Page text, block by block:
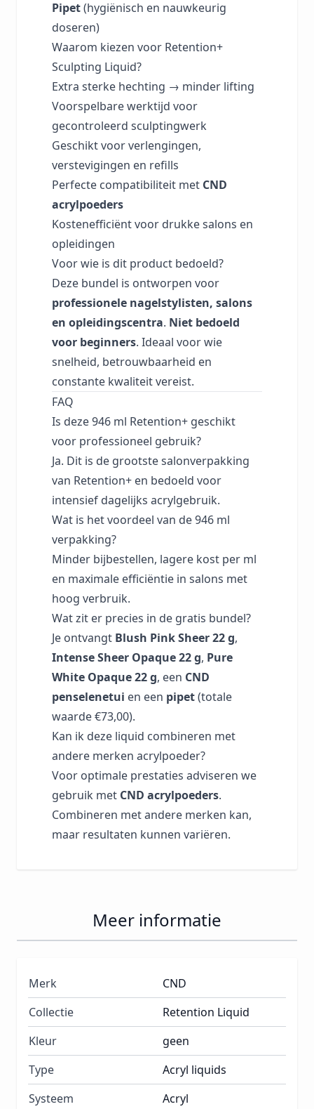
Pipet(hygiënisch en nauwkeurig
doseren)
Waarom kiezen voor Retention+
Sculpting Liquid?
Extra sterke hechting → minder lifting
Voorspelbare werktijd voor
gecontroleerd sculptingwerk
Geschikt voor verlengingen,
verstevigingen en refills
Perfecte compatibiliteit met CND
acrylpoeders
Kostenefficiënt voor drukke salons en
opleidingen
Voor wie is dit product bedoeld?
Deze bundel is ontworpen voor
professionele nagelstylisten, salons
en opleidingscentra. Niet bedoeld
voor beginners. Ideaal voor wie
snelheid, betrouwbaarheid en
constante kwaliteit vereist.
FAQ
Is deze 946 ml Retention+ geschikt
voor professioneel gebruik?
Ja. Dit is de grootste salonverpakking
van Retention+ en bedoeld voor
intensief dagelijks acrylgebruik.
Wat is het voordeel van de 946 ml
verpakking?
Minder bijbestellen, lagere kost per ml
en maximale efficiëntie in salons met
hoog verbruik.
Wat zit er precies in de gratis bundel?
Je ontvangt Blush Pink Sheer 22 g,
Intense Sheer Opaque 22 g, Pure
White Opaque 22 g, een CND
penselenetui en een pipet(totale
waarde €73,00).
Kan ik deze liquid combineren met
andere merken acrylpoeder?
Voor optimale prestaties adviseren we
gebruik met CND acrylpoeders.
Combineren met andere merken kan,
maar resultaten kunnen variëren.
Meer informatie
Merk
CND
Collectie
Retention Liquid
Kleur
geen
Type
Acryl liquids
Systeem
Acryl